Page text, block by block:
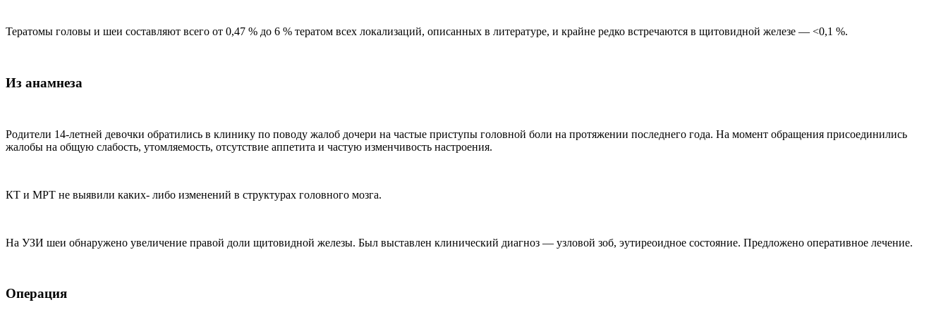
Тератомы головы и шеи составляют всего от 0,47 % до 6 % тератом всех локализаций, описанных в литературе, и крайне редко встречаются в щитовидной железе — <0,1 %.
Из анамнеза
Родители 14-летней девочки обратились в клинику по поводу жалоб дочери на частые приступы головной боли на протяжении последнего года. На момент обращения присоединились
жалобы на общую слабость, утомляемость, отсутствие аппетита и частую изменчивость настроения.
КТ и МРТ не выявили каких- либо изменений в структурах головного мозга.
На УЗИ шеи обнаружено увеличение правой доли щитовидной железы. Был выставлен клинический диагноз — узловой зоб, эутиреоидное состояние. Предложено оперативное лечение.
Операция